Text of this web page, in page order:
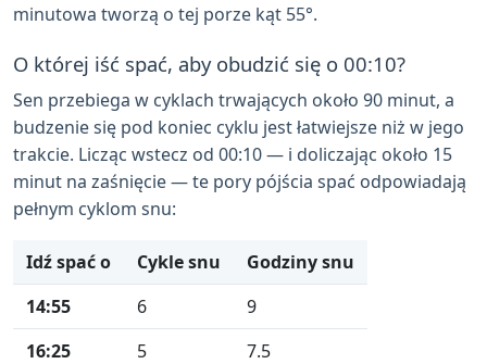
minutowa tworzą o tej porze kąt 55°.
O której iść spać, aby obudzić się o 00:10?
Sen przebiega w cyklach trwających około 90 minut, a
budzenie się pod koniec cyklu jest łatwiejsze niż w jego
trakcie. Licząc wstecz od 00:10 — i doliczając około 15
minut na zaśnięcie — te pory pójścia spać odpowiadają
pełnym cyklom snu:
Idź spać o Cykle snu
Godziny snu
14:55
6
9
16:25
5
7.5